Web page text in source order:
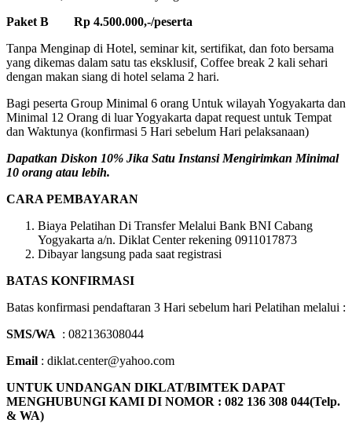
Paket B Rp 4.500.000,-/peserta
Tanpa Menginap di Hotel, seminar kit, sertifikat, dan foto bersama
yang dikemas dalam satu tas eksklusif, Coffee break 2 kali sehari
dengan makan siang di hotel selama 2 hari.
Bagi peserta Group Minimal 6 orang Untuk wilayah Yogyakarta dan
Minimal 12 Orang di luar Yogyakarta dapat request untuk Tempat
dan Waktunya (konfirmasi 5 Hari sebelum Hari pelaksanaan)
Dapatkan Diskon 10% Jika Satu Instansi Mengirimkan Minimal
10 orang atau lebih.
CARA PEMBAYARAN
Biaya Pelatihan Di Transfer Melalui Bank BNI Cabang
Yogyakarta a/n. Diklat Center rekening 0911017873
Dibayar langsung pada saat registrasi
BATAS KONFIRMASI
Batas konfirmasi pendaftaran 3 Hari sebelum hari Pelatihan melalui :
SMS/WA : 082136308044
Email : diklat.center@yahoo.com
UNTUK UNDANGAN DIKLAT/BIMTEK DAPAT
MENGHUBUNGI KAMI DI NOMOR : 082 136 308 044(Telp.
& WA)